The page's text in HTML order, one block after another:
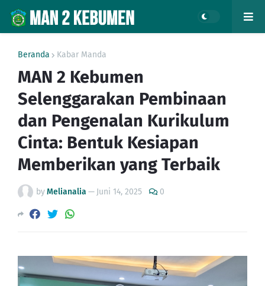
Beranda Kabar Manda
MAN 2 Kebumen
Selenggarakan Pembinaan
dan Pengenalan Kurikulum
Cinta: Bentuk Kesiapan
Memberikan yang Terbaik
byMelianalia — Juni 14, 2025 0